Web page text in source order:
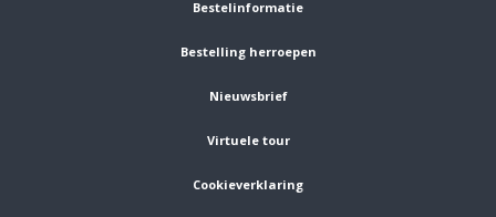
Bestelinformatie
Bestelling herroepen
Nieuwsbrief
Virtuele tour
Cookieverklaring